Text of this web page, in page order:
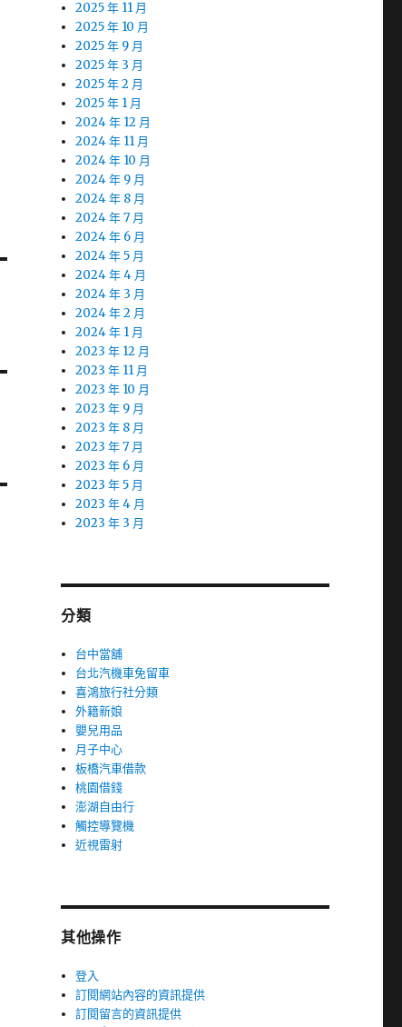
2025 年 11 月
2025 年 10 月
2025 年 9 月
2025 年 3 月
2025 年 2 月
2025 年 1 月
2024 年 12 月
2024 年 11 月
2024 年 10 月
2024 年 9 月
2024 年 8 月
2024 年 7 月
2024 年 6 月
2024 年 5 月
2024 年 4 月
2024 年 3 月
2024 年 2 月
2024 年 1 月
2023 年 12 月
2023 年 11 月
2023 年 10 月
2023 年 9 月
2023 年 8 月
2023 年 7 月
2023 年 6 月
2023 年 5 月
2023 年 4 月
2023 年 3 月
分類
台中當舖
台北汽機車免留車
喜鴻旅行社分類
外籍新娘
嬰兒用品
月子中心
板橋汽車借款
桃園借錢
澎湖自由行
觸控導覽機
近視雷射
其他操作
登入
訂閱網站內容的資訊提供
訂閱留言的資訊提供